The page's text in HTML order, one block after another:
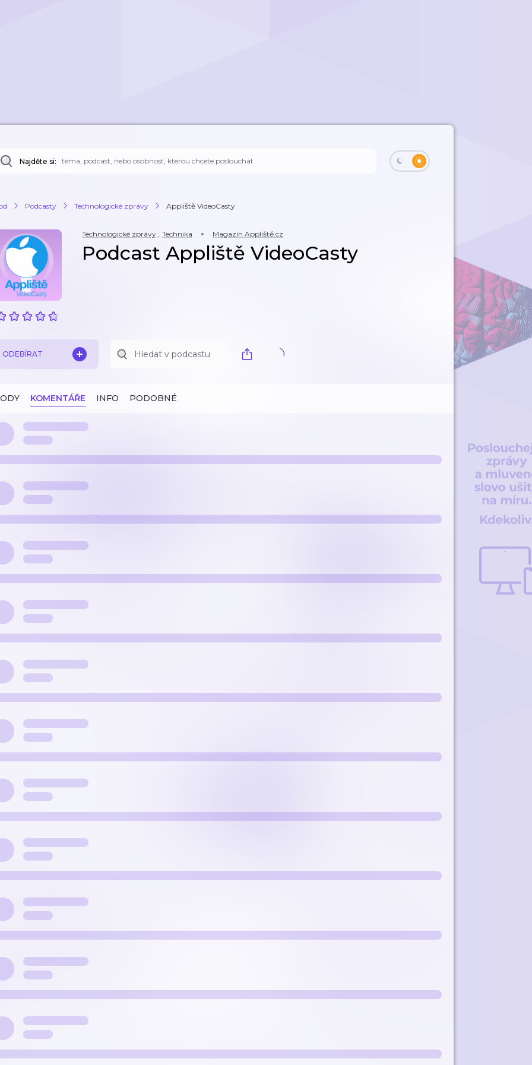
Najděte si:
Podcasty Technologické zprávy Appliště VideoCasty
Technologické zprávy, Technika Magazín Appliště.cz
Podcast Appliště VideoCasty
ODEBÍRAT
KOMENTÁŘE INFO PODOBNÉ